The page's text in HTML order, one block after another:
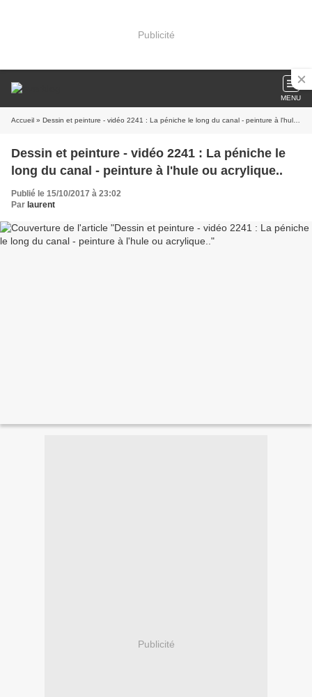
Publicité
MENU
Accueil » Dessin et peinture - vidéo 2241 : La péniche le long du canal - peinture à l'hule ou acrylique..
Dessin et peinture - vidéo 2241 : La péniche le
long du canal - peinture à l'hule ou acrylique..
Publié le 15/10/2017 à 23:02
Par laurent
Publicité